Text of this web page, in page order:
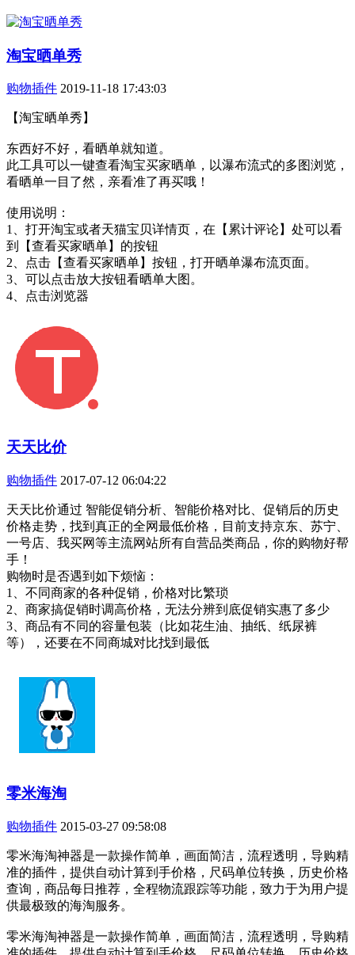
淘宝晒单秀
购物插件 2019-11-18 17:43:03
【淘宝晒单秀】
东西好不好，看晒单就知道。
此工具可以一键查看淘宝买家晒单，以瀑布流式的多图浏览，
看晒单一目了然，亲看准了再买哦！
使用说明：
1、打开淘宝或者天猫宝贝详情页，在【累计评论】处可以看
到【查看买家晒单】的按钮
2、点击【查看买家晒单】按钮，打开晒单瀑布流页面。
3、可以点击放大按钮看晒单大图。
4、点击浏览器
天天比价
购物插件 2017-07-12 06:04:22
天天比价通过 智能促销分析、智能价格对比、促销后的历史
价格走势，找到真正的全网最低价格，目前支持京东、苏宁、
一号店、我买网等主流网站所有自营品类商品，你的购物好帮
手！
购物时是否遇到如下烦恼：
1、不同商家的各种促销，价格对比繁琐
2、商家搞促销时调高价格，无法分辨到底促销实惠了多少
3、商品有不同的容量包装（比如花生油、抽纸、纸尿裤
等），还要在不同商城对比找到最低
零米海淘
购物插件 2015-03-27 09:58:08
零米海淘神器是一款操作简单，画面简洁，流程透明，导购精
准的插件，提供自动计算到手价格，尺码单位转换，历史价格
查询，商品每日推荐，全程物流跟踪等功能，致力于为用户提
供最极致的海淘服务。
零米海淘神器是一款操作简单，画面简洁，流程透明，导购精